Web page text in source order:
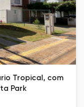
Tropical, com
Park